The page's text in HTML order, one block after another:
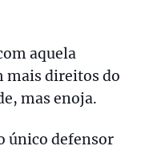
aquela
mais direitos do
mas enoja.
único defensor